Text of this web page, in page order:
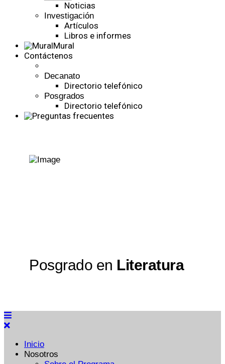
Noticias
Investigación
Artículos
Libros e informes
Mural
Contáctenos
Decanato
Directorio telefónico
Posgrados
Directorio telefónico
Posgrado en Literatura
Inicio
Nosotros